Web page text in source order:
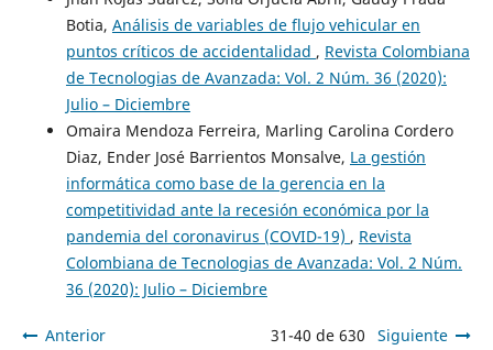
Botia, Análisis de variables de flujo vehicular en
puntos críticos de accidentalidad , Revista Colombiana
de Tecnologias de Avanzada: Vol. 2 Núm. 36 (2020):
Julio – Diciembre
Omaira Mendoza Ferreira, Marling Carolina Cordero
Diaz, Ender José Barrientos Monsalve, La gestión
informática como base de la gerencia en la
competitividad ante la recesión económica por la
pandemia del coronavirus (COVID-19) , Revista
Colombiana de Tecnologias de Avanzada: Vol. 2 Núm.
36 (2020): Julio – Diciembre
Anterior 31-40 de 630 Siguiente